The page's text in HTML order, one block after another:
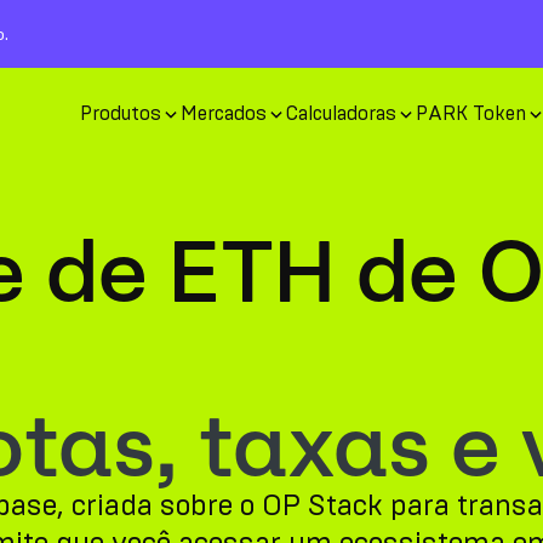
Produtos Mercados Calculadoras PARK Token
de ETH de
taxas e
criada sobre o OP Stack para